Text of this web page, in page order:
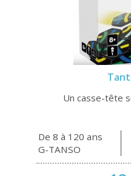
Un casse-tête
De 8 à 120 ans
G-TANSO